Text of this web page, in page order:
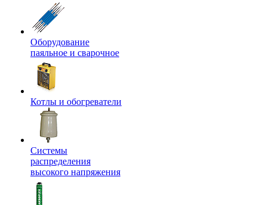
Оборудование
паяльное и сварочное
Котлы и обогреватели
Системы
распределения
высокого напряжения